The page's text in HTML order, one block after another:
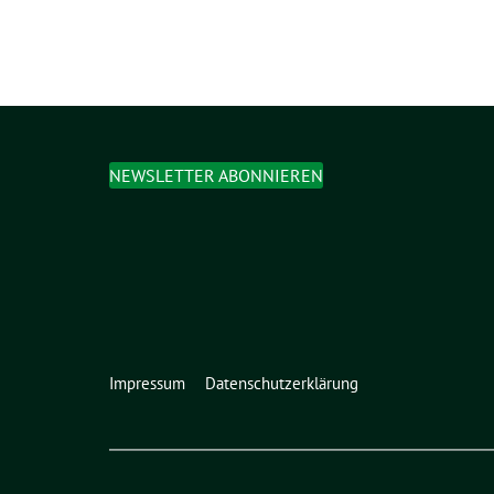
NEWSLETTER ABONNIEREN
Impressum Datenschutzerklärung